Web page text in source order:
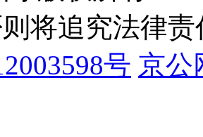
将追究法律责
号 京公